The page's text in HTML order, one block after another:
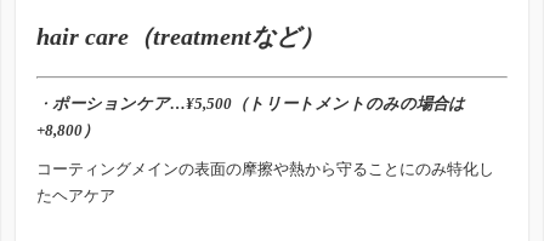
hair care（treatmentなど）
・ポーションケア…¥5,500（トリートメントのみの場合は
+8,800）
コーティングメインの表面の摩擦や熱から守ることにのみ特化し
たヘアケア